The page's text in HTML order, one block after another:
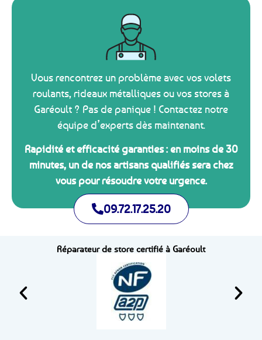
Vous rencontrez un problème avec vos volets
roulants, rideaux métalliques ou vos stores à
Garéoult ? Pas de panique ! Contactez notre
équipe d’experts dès maintenant.
Rapidité et efficacité garanties : en moins de 30
minutes, un de nos artisans qualifiés sera chez
vous pour résoudre votre urgence.
09.72.17.25.20
Réparateur de store certifié à Garéoult